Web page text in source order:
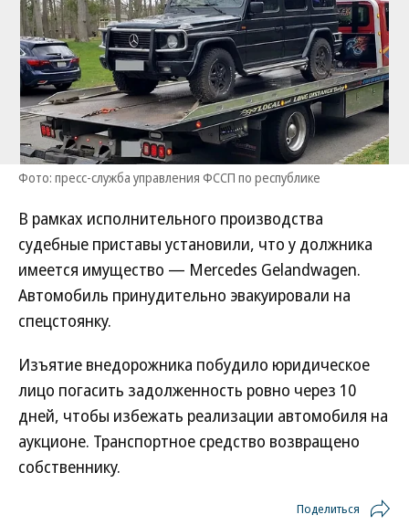
Фото: пресс-служба управления ФССП по республике
В рамках исполнительного производства
судебные приставы установили, что у должника
имеется имущество — Mercedes Gelаndwagen.
Автомобиль принудительно эвакуировали на
спецстоянку.
Изъятие внедорожника побудило юридическое
лицо погасить задолженность ровно через 10
дней, чтобы избежать реализации автомобиля на
аукционе. Транспортное средство возвращено
собственнику.
Поделиться